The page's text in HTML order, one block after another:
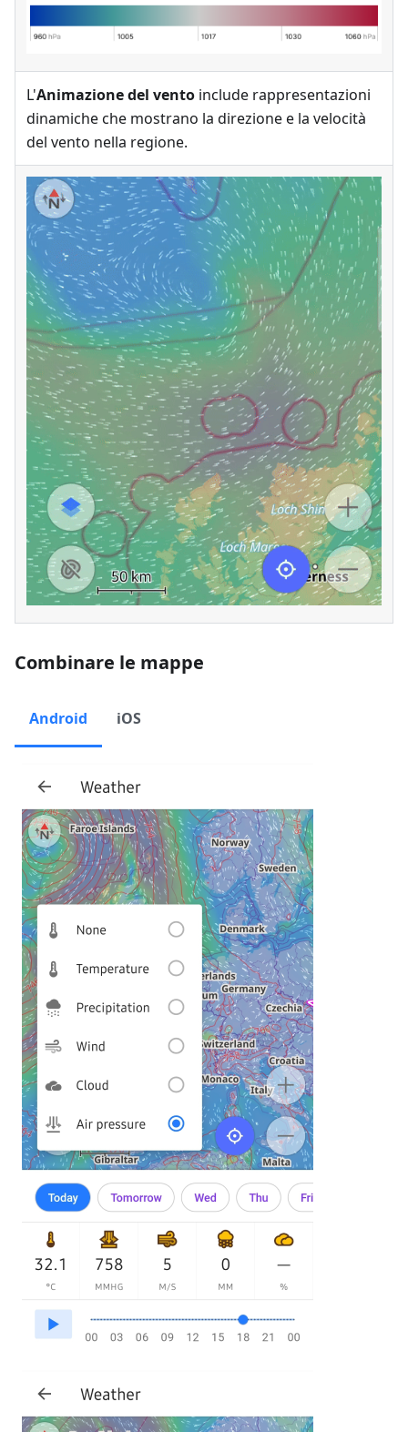
L'Animazione del vento include rappresentazioni
dinamiche che mostrano la direzione e la velocità
del vento nella regione.
Combinare le mappe
Android iOS